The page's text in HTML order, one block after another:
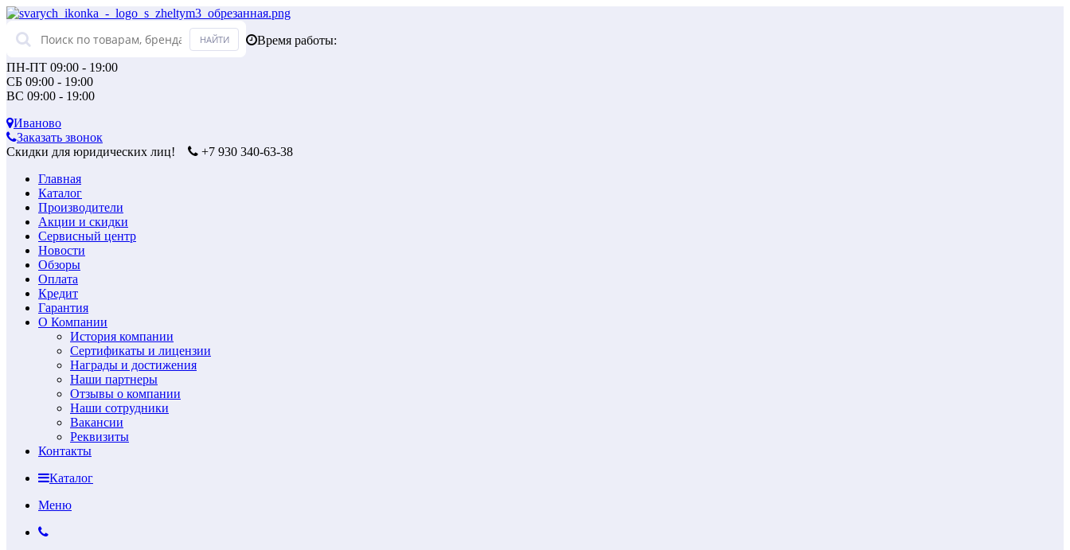
Время работы:
ПН-ПТ 09:00 - 19:00
СБ 09:00 - 19:00
ВС 09:00 - 19:00
Иваново
Заказать звонок
Скидки для юридических лиц!
+7 930 340-63-38
Главная
Каталог
Производители
Акции и скидки
Сервисный центр
Новости
Обзоры
Оплата
Кредит
Гарантия
О Компании
История компании
Сертификаты и лицензии
Награды и достижения
Наши партнеры
Отзывы о компании
Наши сотрудники
Вакансии
Реквизиты
Контакты
Каталог
Меню